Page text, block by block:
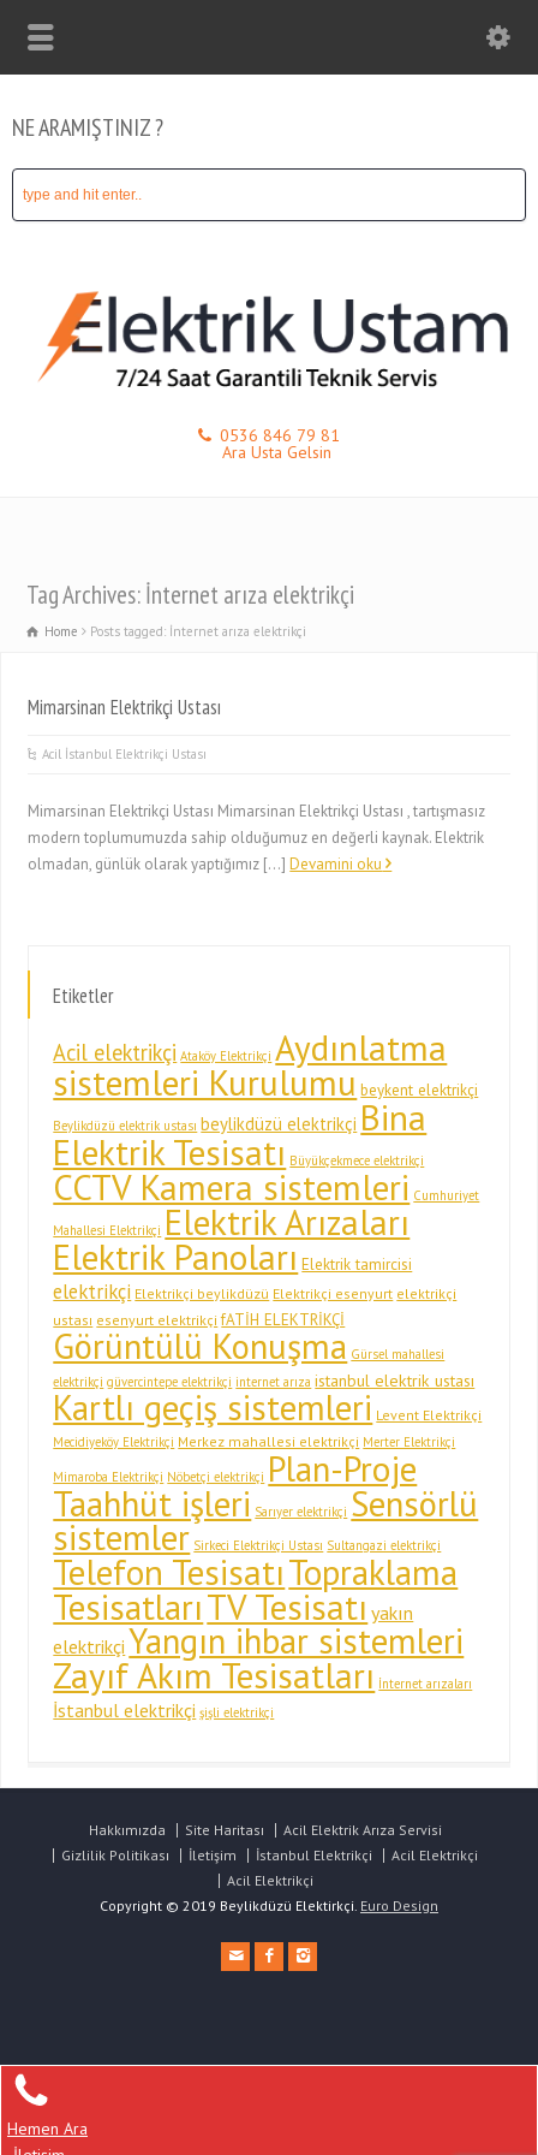
NE ARAMIŞTINIZ ?
0536 846 79 81
Ara Usta Gelsin
Tag Archives: İnternet arıza elektrikçi
Home Posts tagged: İnternet arıza elektrikçi
Mimarsinan Elektrikçi Ustası
Acil İstanbul Elektrikçi Ustası
Mimarsinan Elektrikçi Ustası Mimarsinan Elektrikçi Ustası , tartışmasız
modern toplumumuzda sahip olduğumuz en değerli kaynak. Elektrik
olmadan, günlük olarak yaptığımız […]Devamini oku
Etiketler
Acil elektrikçi Ataköy Elektrikçi Aydınlatma
sistemleri Kurulumu beykent elektrikçi
Beylikdüzü elektrik ustası beylikdüzü elektrikçi Bina
Elektrik Tesisatı Büyükçekmece elektrikçi
CCTV Kamera sistemleri Cumhuriyet
Mahallesi Elektrikçi Elektrik Arızaları
Elektrik Panoları Elektrik tamircisi
elektrikçi Elektrikçi beylikdüzü Elektrikçi esenyurt elektrikçi
ustası esenyurt elektrikçi fATİH ELEKTRİKÇİ
Görüntülü Konuşma Gürsel mahallesi
elektrikçi güvercintepe elektrikçi internet arıza istanbul elektrik ustası
Kartlı geçiş sistemleri Levent Elektrikçi
Mecidiyeköy Elektrikçi Merkez mahallesi elektrikçi Merter Elektrikçi
Mimaroba Elektrikçi Nöbetçi elektrikçi Plan-Proje
Taahhüt işleri Sarıyer elektrikçi Sensörlü
sistemler Sirkeci Elektrikçi Ustası Sultangazi elektrikçi
Telefon TesisatıTopraklama
TesisatlarıTV Tesisatı yakın
elektrikçi Yangın ihbar sistemleri
Zayıf Akım Tesisatları İnternet arızaları
İstanbul elektrikçi şişli elektrikçi
Hakkımızda Site Haritası
Acil Elektrik Arıza Servisi
Gizlilik Politikası
İletişim İstanbul Elektrikçi
Acil Elektrikçi
Acil Elektrikçi
Copyright © 2019 Beylikdüzü Elektirkçi. Euro Design
Hemen Ara